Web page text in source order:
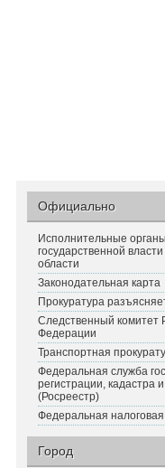
Официально
Исполнительные органы
государственной
области
Законодательная карта
Прокуратура
Следственный комитет
Федерации
Транспортная
Федеральная служба
регистрации, кадастра
(Росреестр)
Федеральная
Город